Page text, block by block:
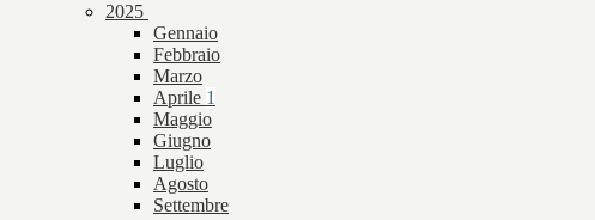
2025
Gennaio
Febbraio
Marzo
Aprile 1
Maggio
Giugno
Luglio
Agosto
Settembre